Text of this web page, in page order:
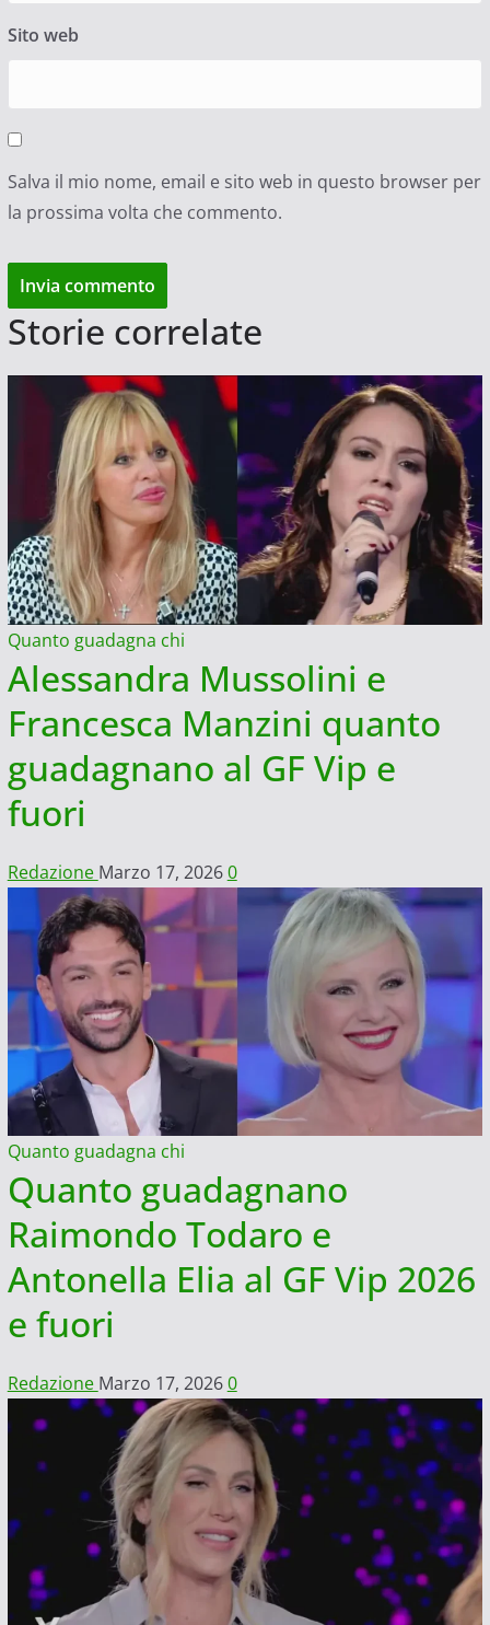
Sito web
Salva il mio nome, email e sito web in questo browser per
la prossima volta che commento.
Storie correlate
Quanto guadagna chi
Alessandra Mussolini e
Francesca Manzini quanto
guadagnano al GF Vip e
fuori
Redazione Marzo 17, 20260
Quanto guadagna chi
Quanto guadagnano
Raimondo Todaro e
Antonella Elia al GF Vip 2026
e fuori
Redazione Marzo 17, 20260